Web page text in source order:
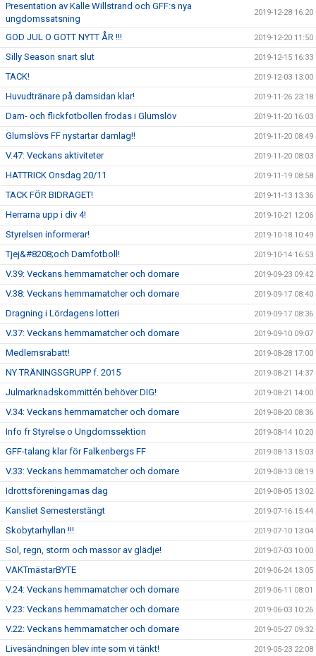
Presentation av Kalle Willstrand och GFF:s nya
ungdomssatsning
2019-12-28 16:20
GOD JUL O GOTT NYTT ÅR !!! 2019-12-20 11:50
Silly Season snart slut 2019-12-15 16:33
TACK! 2019-12-03 13:00
Huvudtränare på damsidan klar! 2019-11-26 23:18
Dam- och flickfotbollen frodas i Glumslöv 2019-11-20 16:03
Glumslövs FF nystartar damlag!! 2019-11-20 08:49
V.47: Veckans aktiviteter 2019-11-20 08:03
HATTRICK Onsdag 20/11 2019-11-19 08:58
TACK FÖR BIDRAGET! 2019-11-13 13:36
Herrarna upp i div 4! 2019-10-21 12:06
Styrelsen informerar! 2019-10-18 10:49
Tjej&#8208;och Damfotboll! 2019-10-14 16:53
V.39: Veckans hemmamatcher och domare 2019-09-23 09:42
V.38: Veckans hemmamatcher och domare 2019-09-17 08:40
Dragning i Lördagens lotteri 2019-09-17 08:36
V.37: Veckans hemmamatcher och domare 2019-09-10 09:07
Medlemsrabatt! 2019-08-28 17:00
NY TRÄNINGSGRUPP f. 2015 2019-08-21 14:37
Julmarknadskommittén behöver DIG! 2019-08-21 14:00
V.34: Veckans hemmamatcher och domare 2019-08-20 08:36
Info fr Styrelse o Ungdomssektion 2019-08-14 10:20
GFF-talang klar för Falkenbergs FF 2019-08-13 15:03
V.33: Veckans hemmamatcher och domare 2019-08-13 08:19
Idrottsföreningarnas dag 2019-08-05 13:02
Kansliet Semesterstängt 2019-07-16 15:44
Skobytarhyllan !!! 2019-07-10 13:04
Sol, regn, storm och massor av glädje! 2019-07-03 10:00
VAKTmästarBYTE 2019-06-24 13:05
V.24: Veckans hemmamatcher och domare 2019-06-11 08:01
V.23: Veckans hemmamatcher och domare 2019-06-03 10:26
V.22: Veckans hemmamatcher och domare 2019-05-27 09:32
Livesändningen blev inte som vi tänkt! 2019-05-23 22:08